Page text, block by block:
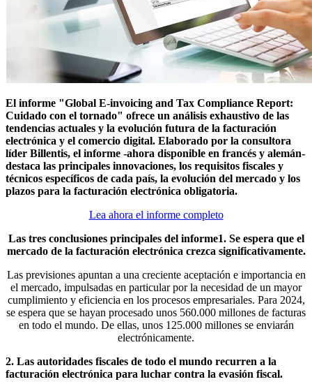
El informe "Global E-invoicing and Tax Compliance Report:
Cuidado con el tornado" ofrece un análisis exhaustivo de las
tendencias actuales y la evolución futura de la facturación
electrónica y el comercio digital. Elaborado por la consultora
líder Billentis, el informe -ahora disponible en francés y alemán-
destaca las principales innovaciones, los requisitos fiscales y
técnicos específicos de cada país, la evolución del mercado y los
plazos para la facturación electrónica obligatoria.
Lea ahora el informe completo
Las tres conclusiones principales del informe1. Se espera que el
mercado de la facturación electrónica crezca significativamente.
Las previsiones apuntan a una creciente aceptación e importancia en
el mercado, impulsadas en particular por la necesidad de un mayor
cumplimiento y eficiencia en los procesos empresariales. Para 2024,
se espera que se hayan procesado unos 560.000 millones de facturas
en todo el mundo. De ellas, unos 125.000 millones se enviarán
electrónicamente.
2. Las autoridades fiscales de todo el mundo recurren a la
facturación electrónica para luchar contra la evasión fiscal.